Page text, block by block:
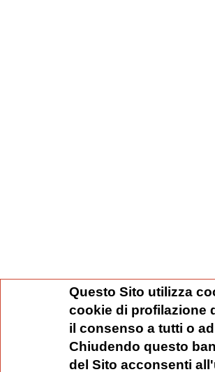
Questo Sito utilizza
cookie di profilazione
il consenso a tutti o
Chiudendo questo
del Sito acconsenti